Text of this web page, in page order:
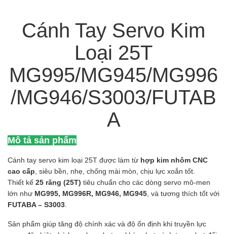
Cánh Tay Servo Kim
Loại 25T
MG995/MG945/MG996
/MG946/S3003/FUTAB
A
Mô tả sản phẩm
Cánh tay servo kim loại 25T được làm từ hợp kim nhôm CNC
cao cấp , siêu bền, nhẹ, chống mài mòn, chịu lực xoắn tốt.
Thiết kế 25 răng (25T) tiêu chuẩn cho các dòng servo mô-men
lớn như MG995, MG996R, MG946, MG945 , và tương thích tốt với
FUTABA – S3003
Sản phẩm giúp tăng độ chính xác và độ ổn định khi truyền lực